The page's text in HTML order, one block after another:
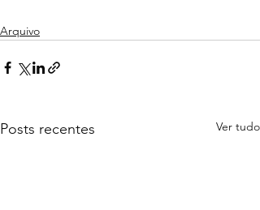
Arquivo
Posts recentes Ver tudo